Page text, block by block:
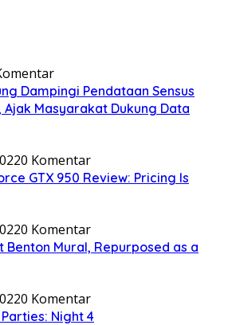
Dampingi Pendataan Sensus
Ajak Masyarakat Dukung Data
0 Komentar
GTX 950 Review: Pricing Is
0 Komentar
Benton Mural, Repurposed as a
0 Komentar
Night 4